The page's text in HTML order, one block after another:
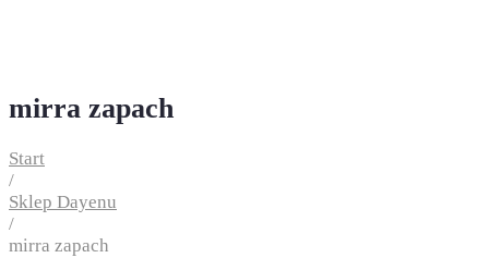
mirra zapach
Start
/
Sklep Dayenu
/
mirra zapach